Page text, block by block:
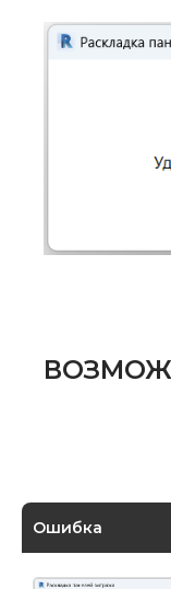
Ошибка